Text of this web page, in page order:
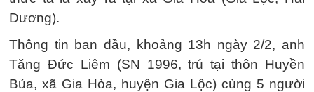
Dương).
Thông tin ban đầu, khoảng 13h ngày 2/2, anh
Tăng Đức Liêm (SN 1996, trú tại thôn Huyền
Bủa, xã Gia Hòa, huyện Gia Lộc) cùng 5 người